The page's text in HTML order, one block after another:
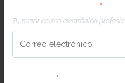
*
Tu mejor correo electrónico
*
de calidad, lo que
conversiones y
Competitividad:
SEO off page, tu
competencia local
cuota de mercado.